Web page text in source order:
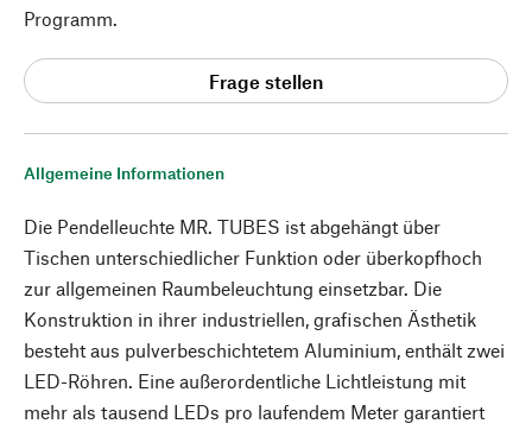
Allgemeine Informationen
Die Pendelleuchte MR. TUBES ist abgehängt über
Tischen unterschiedlicher Funktion oder überkopfhoch
zur allgemeinen Raumbeleuchtung einsetzbar. Die
Konstruktion in ihrer industriellen, grafischen Ästhetik
besteht aus pulverbeschichtetem Aluminium, enthält zwei
LED-Röhren. Eine außerordentliche Lichtleistung mit
mehr als tausend LEDs pro laufendem Meter garantiert
Programm.
Frage stellen